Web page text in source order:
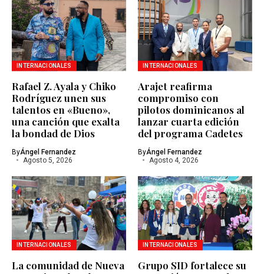
INTERNACIONALES
Rafael Z. Ayala y Chiko
Rodríguez unen sus
talentos en «Bueno»,
una canción que exalta
la bondad de Dios
ByÁngel Fernandez
Agosto 5, 2026
INTERNACIONALES
Arajet reafirma
compromiso con
pilotos dominicanos al
lanzar cuarta edición
del programa Cadetes
ByÁngel Fernandez
Agosto 4, 2026
INTERNACIONALES
La comunidad de Nueva
INTERNACIONALES
Grupo SID fortalece su